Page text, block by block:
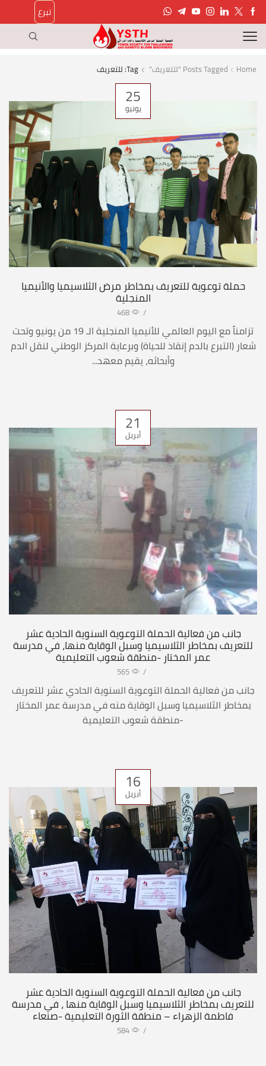
تبرع
Home Posts Tagged "للتعريف" Tag: للتعريف
25
يونيو
حملة توعوية للتعريف بمخاطر مرض الثلاسيميا والأنيميا
المنجلية
/
468
تزامناً مع اليوم العالمي للأنيميا المنجلية الـ 19 من يونيو وتحت
شعار (التبرع بالدم إنقاذ للحياة) وبرعاية المركز الوطني لنقل الدم
وأبحاثه، يقيم معهد...
21
أبريل
جانب من فعالية الحملة التوعوية السنوية الحادية عشر
للتعريف بمخاطر الثلاسيميا وسبل الوقاية منها، في مدرسة
عمر المختار -منطقة شعوب التعليمية
/
565
جانب من فعالية الحملة التوعوية السنوية الحادي عشر للتعريف
بمخاطر الثلاسيميا وسبل الوقاية منه في مدرسة عمر المختار
-منطقة شعوب التعليمية
16
أبريل
جانب من فعالية الحملة التوعوية السنوية الحادية عشر
للتعريف بمخاطر الثلاسيميا وسبل الوقاية منها ، في مدرسة
فاطمة الزهراء – منطقة الثورة التعليمية -صنعاء
/
584